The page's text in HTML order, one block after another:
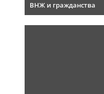
ВНЖ и гражданства